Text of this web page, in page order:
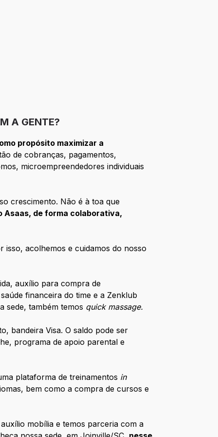
A GENTE?
propósito maximizar a
de cobranças, pagamentos,
microempreendedores individuais
crescimento. Não é à toa que
Asaas, de forma colaborativa,
isso, acolhemos e cuidamos do nosso
auxílio para compra de
financeira do time e a Zenklub
sede, também temos quick massage.
bandeira Visa. O saldo pode ser
programa de apoio parental e
plataforma de treinamentos in
bem como a compra de cursos e
mobília e temos parceria com a